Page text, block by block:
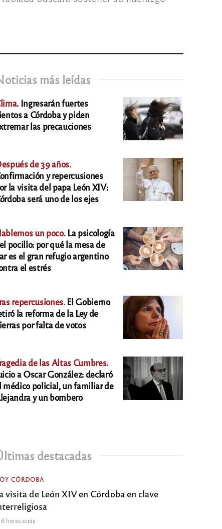
más leídas
Ingresarán fuertes
a Córdoba y piden
las precauciones
de 39 años.
y repercusiones
la visita del papa León XIV:
será uno de los ejes
un poco.La psicología
pocillo: por qué la mesa de
es el gran refugio argentino
el estrés
repercusiones.El Gobierno
la reforma de la Ley de
por falta de votos
de las Altas Cumbres.
a Oscar González: declaró
médico policial, un familiar de
y un bombero
destacadas
CÓRDOBA
visita de León XIV en Córdoba en clave
6 horas atrás